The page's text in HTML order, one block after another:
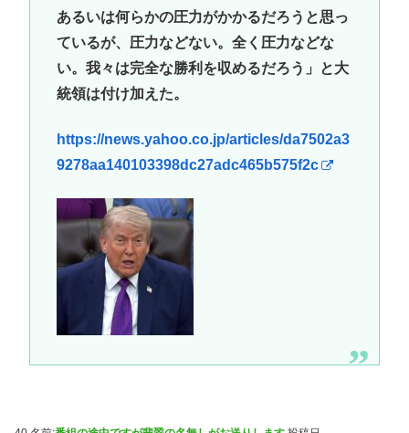
あるいは何らかの圧力がかかるだろうと思っ
ているが、圧力などない。全く圧力などな
い。我々は完全な勝利を収めるだろう」と大
統領は付け加えた。
https://news.yahoo.co.jp/articles/da7502a3
9278aa140103398dc27adc465b575f2c